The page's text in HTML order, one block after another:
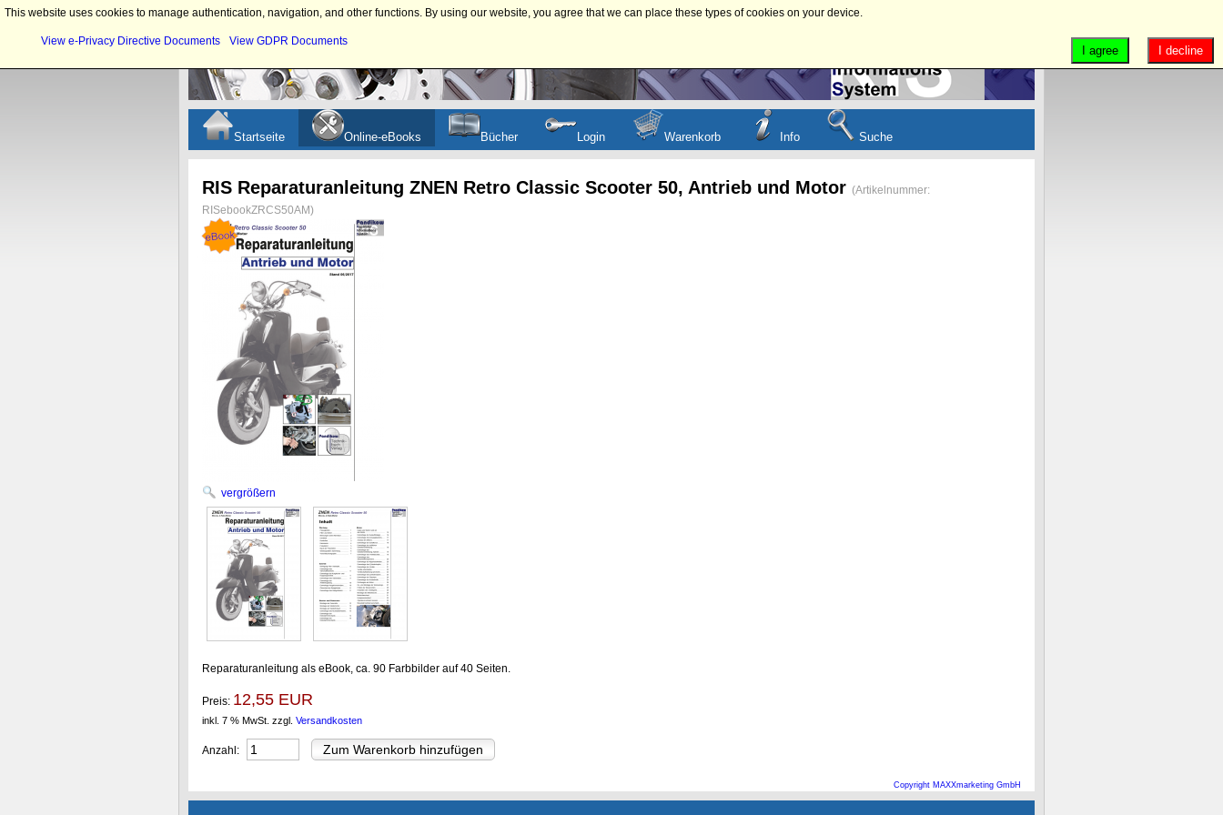
Startseite Online-eBooks Bücher Login Warenkorb Info Suche
RIS Reparaturanleitung ZNEN Retro Classic Scooter 50, Antrieb und Motor (Artikelnummer:
RISebookZRCS50AM)
vergrößern
Reparaturanleitung als eBook, ca. 90 Farbbilder auf 40 Seiten.
Preis: 12,55 EUR
inkl. 7 % MwSt. zzgl. Versandkosten
Anzahl:
Copyright MAXXmarketing GmbH
This website uses cookies to manage authentication, navigation, and other functions. By using our website, you agree that we can place these types of cookies on your device.
View e-Privacy Directive Documents View GDPR Documents
I decline
I agree